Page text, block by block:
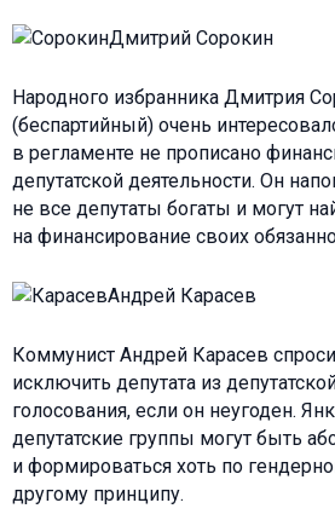
Дмитрий Сорокин
Народного избранника Дмитрия
(беспартийный) очень
в регламенте не прописано
депутатской деятельности. Он
не все депутаты богаты и могут
на финансирование своих
Андрей Карасев
Коммунист Андрей Карасев
исключить депутата из
голосования, если он неугоден.
депутатские группы могут быть
и формироваться хоть по
другому принципу.